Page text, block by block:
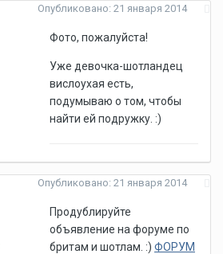
Опубликовано: 21 января 2014
Фото, пожалуйста!
Уже девочка-шотландец
вислоухая есть,
подумываю о том, чтобы
найти ей подружку. :)
Опубликовано: 21 января 2014
Продублируйте
объявление на форуме по
бритам и шотлам. :) ФОРУМ